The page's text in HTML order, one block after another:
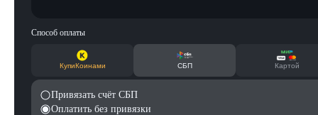
Способ оплаты
КупиКоинами СБП Картой
Привязать счёт СБП
Оплатить без привязки